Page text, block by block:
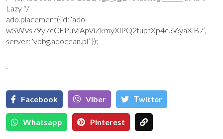
Lazy */
ado.placement({id: ‘ado-
wSWVs79y7cCEPuViApViZkmyXlPQ2fuptXp4c.66yaX.B7’,
server: ‘vbbg.adocean.pl’ });
`
Facebook Viber Тwitter
Whatsapp Pinterest